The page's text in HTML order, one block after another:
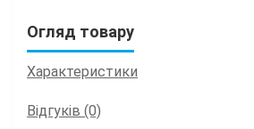
Огляд товару
Характеристики
Відгуків (0)